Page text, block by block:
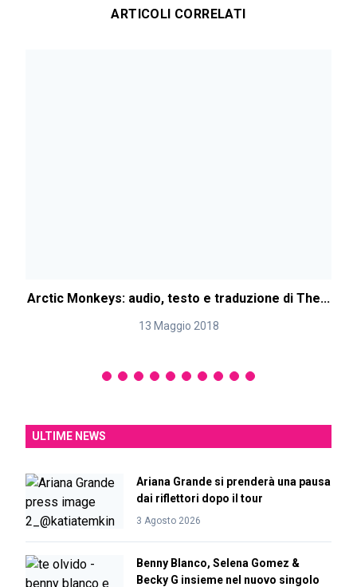
ARTICOLI CORRELATI
Arctic Monkeys: audio, testo e traduzione di The...
13 Maggio 2018
ULTIME NEWS
Ariana Grande si prenderà una pausa
dai riflettori dopo il tour
3 Agosto 2026
Benny Blanco, Selena Gomez &
Becky G insieme nel nuovo singolo